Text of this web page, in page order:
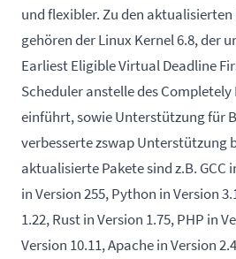
und flexibler. Zu den
gehören der Linux Kernel 6.8, der
Earliest Eligible Virtual Deadline
Scheduler anstelle des Completely
einführt, sowie Unterstützung für
verbesserte zswap Unterstützung
aktualisierte Pakete sind z.B. GCC
in Version 255, Python in Version
1.22, Rust in Version 1.75, PHP in
Version 10.11, Apache in Version